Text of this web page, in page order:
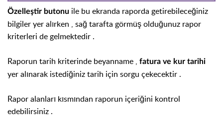
Özelleştir butonu ile bu ekranda raporda getirebileceğiniz
bilgiler yer alırken , sağ tarafta görmüş olduğunuz rapor
kriterleri de gelmektedir .
Raporun tarih kriterinde beyanname , fatura ve kur tarihi
yer alınarak istediğiniz tarih için sorgu çekecektir .
Rapor alanları kısmından raporun içeriğini kontrol
edebilirsiniz .